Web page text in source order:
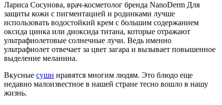
Лариса Сосунова, врач-косметолог бренда NanoDerm Для
защиты кожи с пигментацией и родинками лучше
использовать водостойкий крем с большим содержанием
оксида цинка или диоксида титана, которые отражают
ультрафиолетовые солнечные лучи. Ведь именно
ультрафиолет отвечает за цвет загара и вызывает повышенное
выделение меланина.
Вкусные суши нравятся многим людям. Это блюдо еще
недавно малоизвестное в нашей стране тесно вошло в нашу
жизнь.